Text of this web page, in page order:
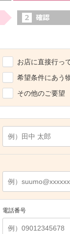
お店に直接行っ
希望条件にあう
その他のご要望
電話番号